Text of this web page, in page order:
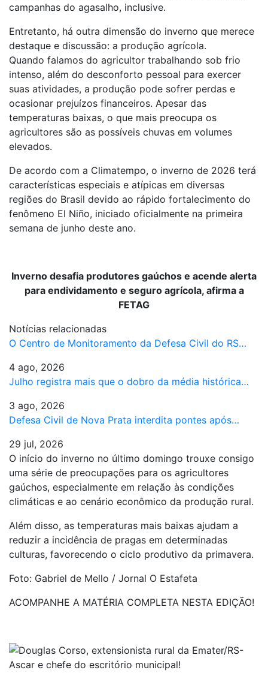
campanhas do agasalho, inclusive.
Entretanto, há outra dimensão do inverno que merece
destaque e discussão: a produção agrícola.
Quando falamos do agricultor trabalhando sob frio
intenso, além do desconforto pessoal para exercer
suas atividades, a produção pode sofrer perdas e
ocasionar prejuízos financeiros. Apesar das
temperaturas baixas, o que mais preocupa os
agricultores são as possíveis chuvas em volumes
elevados.
De acordo com a Climatempo, o inverno de 2026 terá
características especiais e atípicas em diversas
regiões do Brasil devido ao rápido fortalecimento do
fenômeno El Niño, iniciado oficialmente na primeira
semana de junho deste ano.
Inverno desafia produtores gaúchos e acende alerta
para endividamento e seguro agrícola, afirma a
FETAG
Notícias relacionadas
O Centro de Monitoramento da Defesa Civil do RS…
4 ago, 2026
Julho registra mais que o dobro da média histórica…
3 ago, 2026
Defesa Civil de Nova Prata interdita pontes após…
29 jul, 2026
O início do inverno no último domingo trouxe consigo
uma série de preocupações para os agricultores
gaúchos, especialmente em relação às condições
climáticas e ao cenário econômico da produção rural.
Além disso, as temperaturas mais baixas ajudam a
reduzir a incidência de pragas em determinadas
culturas, favorecendo o ciclo produtivo da primavera.
Foto: Gabriel de Mello / Jornal O Estafeta
ACOMPANHE A MATÉRIA COMPLETA NESTA EDIÇÃO!